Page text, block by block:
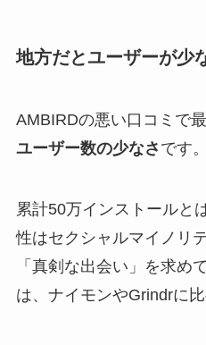
地方だとユーザーが少
AMBIRDの悪い口コミで
ユーザー数の少なさ です。
累計50万インストールと
性はセクシャルマイノリ
「真剣な出会い」を求め
は、ナイモンやGrindrに